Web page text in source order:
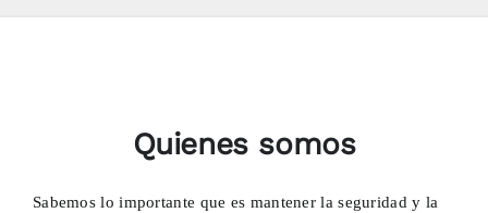
Quienes somos
Sabemos lo importante que es mantener la seguridad y la